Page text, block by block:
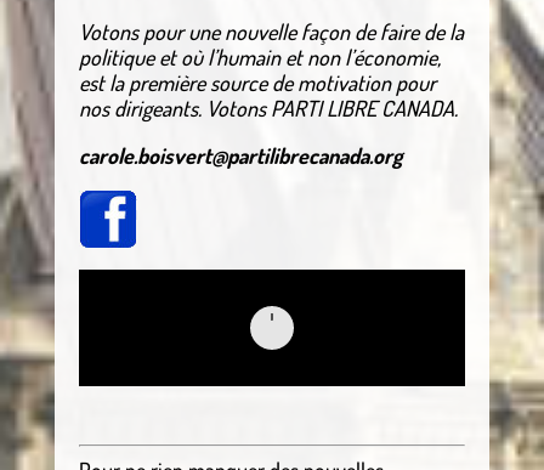
Votons pour une nouvelle façon de faire de la
politique et où l’humain et non l’économie,
est la première source de motivation pour
nos dirigeants. Votons PARTI LIBRE CANADA.
carole.boisvert@partilibrecanada.org